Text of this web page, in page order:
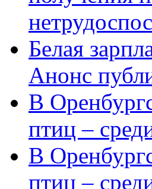
Белая
Анонс
В
птиц –
В
птиц –